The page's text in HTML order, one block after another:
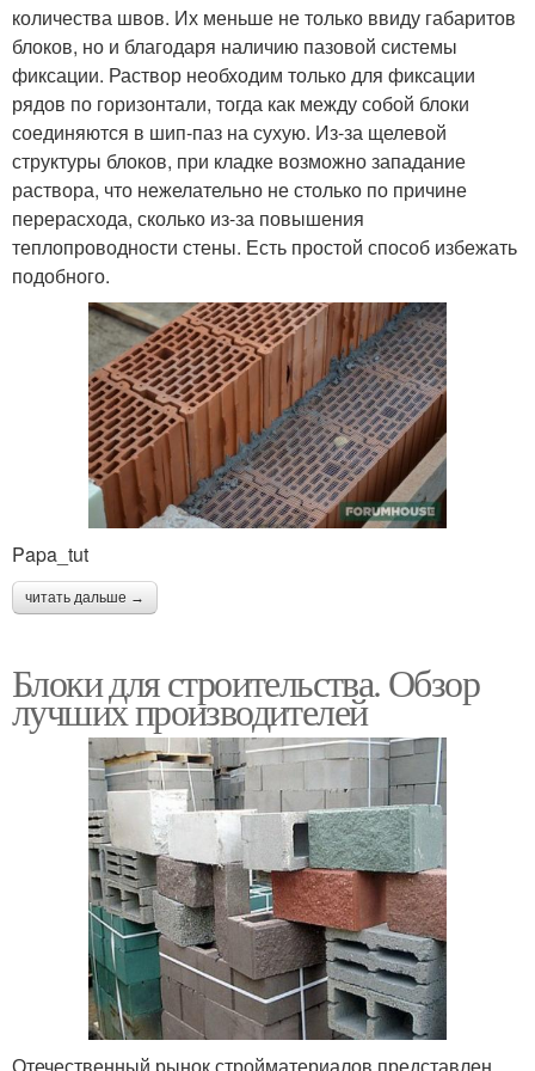
количества швов. Их меньше не только ввиду габаритов
блоков, но и благодаря наличию пазовой системы
фиксации. Раствор необходим только для фиксации
рядов по горизонтали, тогда как между собой блоки
соединяются в шип-паз на сухую. Из-за щелевой
структуры блоков, при кладке возможно западание
раствора, что нежелательно не столько по причине
перерасхода, сколько из-за повышения
теплопроводности стены. Есть простой способ избежать
подобного.
Papa_tut
читать дальше →
Блоки для строительства. Обзор
лучших производителей
Отечественный рынок стройматериалов представлен